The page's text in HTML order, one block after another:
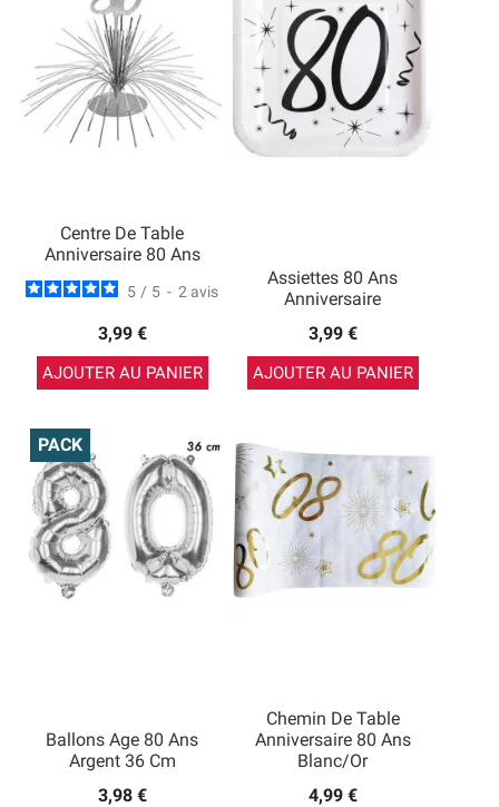
Centre De Table
Anniversaire 80 Ans
5 / 5 - 2 avis
3,99 €
AJOUTER AU PANIER
Assiettes 80 Ans
Anniversaire
3,99 €
AJOUTER AU PANIER
Ballons Age 80 Ans
Argent 36 Cm
3,98 €
PACK
Chemin De Table
Anniversaire 80 Ans
Blanc/Or
4,99 €